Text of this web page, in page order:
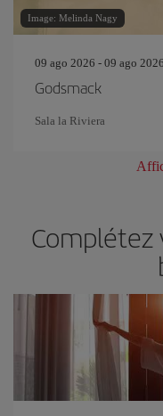
Image: Melinda Nagy
09 ago 2026 - 09 ago 2026
Godsmack
Sala la Riviera
Complétez